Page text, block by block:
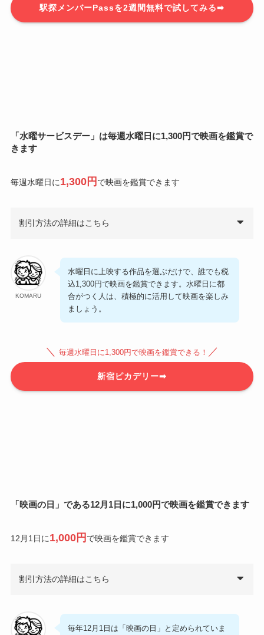
駅探メンバーPassを2週間無料で試してみる➡
「水曜サービスデー」は毎週水曜日 に1,300円で映画を鑑賞で
きます
毎週水曜日に1,300円 で映画を鑑賞できます
割引方法の詳細はこちら
KOMARU
水曜日に上映する作品を選ぶだけで、誰でも税
込1,300円で映画を鑑賞できます。水曜日に都
合がつく人は、積極的に活用して映画を楽しみ
ましょう。
＼ 毎週水曜日に1,300円で映画を鑑賞できる！ ／
新宿ピカデリー➡
「映画の日」である12月1日に1,000円で映画を鑑賞できます
12月1日に1,000円 で映画を鑑賞できます
割引方法の詳細はこちら
毎年12月1日は「映画の日」と定められていま